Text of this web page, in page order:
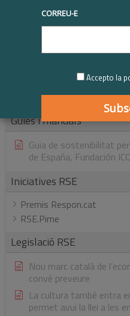
socialment responsable
Eines de Bon govern
Quant a Respon.cat
Conceptes d’RSE
Guies i manuals
Guia de sostenibilitat
de España, Fundación
Iniciatives RSE
Premis Respon.cat
RSE.Pime
Legislació RSE
Nou marc català de
convé preveure
La cultura també entra
permet avui la llei a les
CORREU-E
Accepto la